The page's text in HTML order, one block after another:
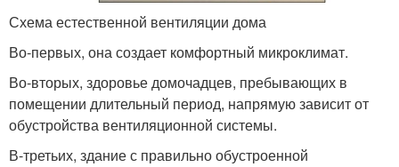
Схема естественной вентиляции дома
Во-первых, она создает комфортный микроклимат.
Во-вторых, здоровье домочадцев, пребывающих в
помещении длительный период, напрямую зависит от
обустройства вентиляционной системы.
В-третьих, здание с правильно обустроенной